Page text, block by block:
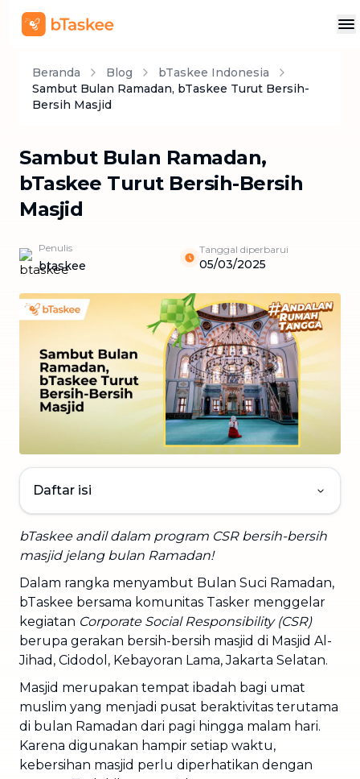
Beranda Blog
bTaskee Indonesia
Sambut Bulan Ramadan, bTaskee Turut Bersih-
Bersih Masjid
Sambut Bulan Ramadan,
bTaskee Turut Bersih-Bersih
Masjid
Penulis
btaskee
Tanggal diperbarui
05/03/2025
Daftar isi
bTaskee andil dalam program CSR bersih-bersih
masjid jelang bulan Ramadan!
Dalam rangka menyambut Bulan Suci Ramadan,
bTaskee bersama komunitas Tasker menggelar
kegiatan Corporate Social Responsibility (CSR)
berupa gerakan bersih-bersih masjid di Masjid Al-
Jihad, Cidodol, Kebayoran Lama, Jakarta Selatan.
Masjid merupakan tempat ibadah bagi umat
muslim yang menjadi pusat beraktivitas terutama
di bulan Ramadan dari pagi hingga malam hari.
Karena digunakan hampir setiap waktu,
kebersihan masjid perlu diperhatikan dengan